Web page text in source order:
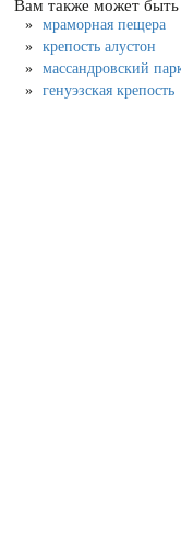
Вам также может быть
мраморная пещера
крепость алустон
массандровский
генуэзская крепость